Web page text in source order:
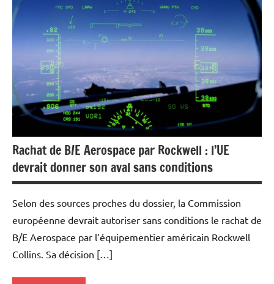
Economie
Rachat de B/E Aerospace par Rockwell : l’UE
devrait donner son aval sans conditions
Selon des sources proches du dossier, la Commission
européenne devrait autoriser sans conditions le rachat de
B/E Aerospace par l’équipementier américain Rockwell
Collins. Sa décision […]